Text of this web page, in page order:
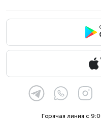
Горячая линия с